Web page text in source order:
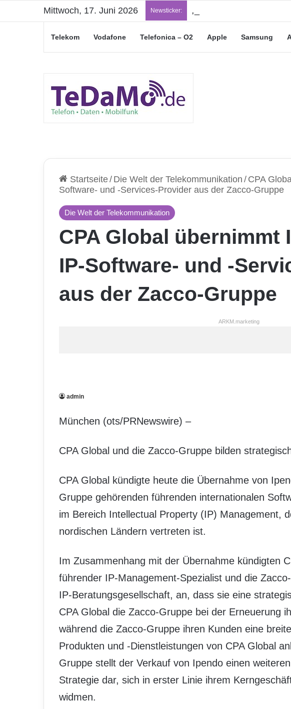
Mittwoch, 17. Juni 2026 Newsticker: „Junge Leute“-Tarife:
Telekom Vodafone Telefonica – O2 Apple Samsung
Startseite/ Die Welt der Telekommunikation / CPA
Software- und -Services-Provider aus der Zacco-Gruppe
Die Welt der Telekommunikation
CPA Global übernimmt
IP-Software- und -
aus der Zacco-Gruppe
ARKM.marketing
admin
München (ots/PRNewswire) –
CPA Global und die Zacco-Gruppe bilden
CPA Global kündigte heute die Übernahme von
Gruppe gehörenden führenden internationalen
im Bereich Intellectual Property (IP) Management,
nordischen Ländern vertreten ist.
Im Zusammenhang mit der Übernahme kündigten
führender IP-Management-Spezialist und die
IP-Beratungsgesellschaft, an, dass sie eine
CPA Global die Zacco-Gruppe bei der Erneuerung
während die Zacco-Gruppe ihren Kunden eine
Produkten und -Dienstleistungen von CPA Global
Gruppe stellt der Verkauf von Ipendo einen
Strategie dar, sich in erster Linie ihrem
widmen.